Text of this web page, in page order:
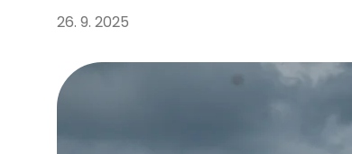
26. 9. 2025